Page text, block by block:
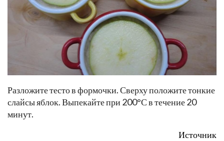
Разложите тесто в формочки. Сверху положите тонкие
слайсы яблок. Выпекайте при 200°С в течение 20
минут.
Источник